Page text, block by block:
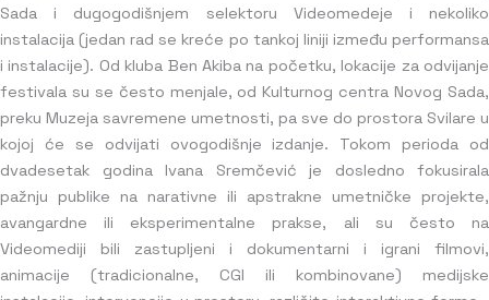
Sada i dugogodišnjem selektoru Videomedeje i nekoliko
instalacija (jedan rad se kreće po tankoj liniji između performansa
i instalacije). Od kluba Ben Akiba na početku, lokacije za odvijanje
festivala su se često menjale, od Kulturnog centra Novog Sada,
preku Muzeja savremene umetnosti, pa sve do prostora Svilare u
kojoj će se odvijati ovogodišnje izdanje. Tokom perioda od
dvadesetak godina Ivana Sremčević je dosledno fokusirala
pažnju publike na narativne ili apstrakne umetničke projekte,
avangardne ili eksperimentalne prakse, ali su često na
Videomediji bili zastupljeni i dokumentarni i igrani filmovi,
animacije (tradicionalne, CGI ili kombinovane) medijske